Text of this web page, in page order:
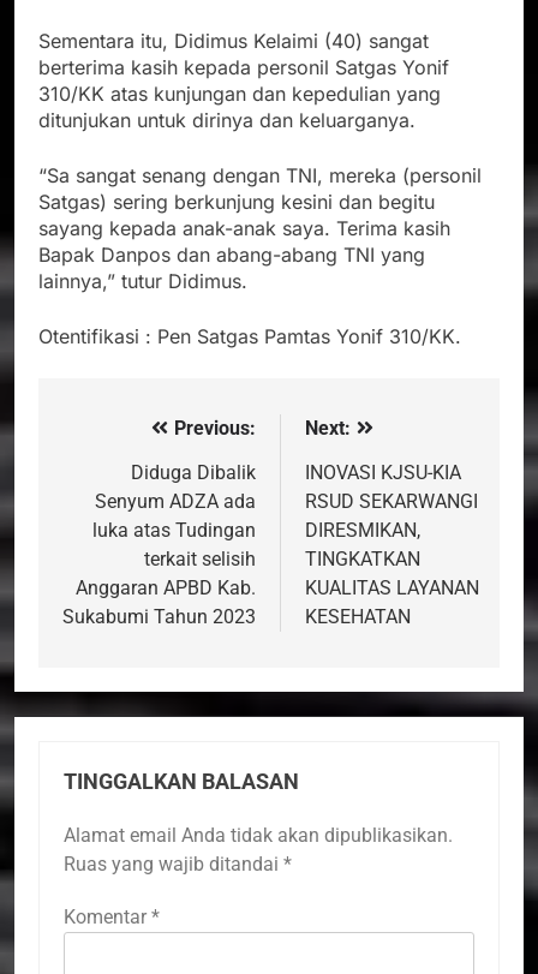
Sementara itu, Didimus Kelaimi (40) sangat
berterima kasih kepada personil Satgas Yonif
310/KK atas kunjungan dan kepedulian yang
ditunjukan untuk dirinya dan keluarganya.
“Sa sangat senang dengan TNI, mereka (personil
Satgas) sering berkunjung kesini dan begitu
sayang kepada anak-anak saya. Terima kasih
Bapak Danpos dan abang-abang TNI yang
lainnya,” tutur Didimus.
Otentifikasi : Pen Satgas Pamtas Yonif 310/KK.
Navigasi Previous:
Diduga Dibalik
Senyum ADZA ada
luka atas Tudingan
terkait selisih
Anggaran APBD Kab.
Sukabumi Tahun 2023
Next:
INOVASI KJSU-KIA
RSUD SEKARWANGI
DIRESMIKAN,
TINGKATKAN
KUALITAS LAYANAN
KESEHATAN
TINGGALKAN BALASAN
Alamat email Anda tidak akan dipublikasikan.
Ruas yang wajib ditandai *
Komentar *